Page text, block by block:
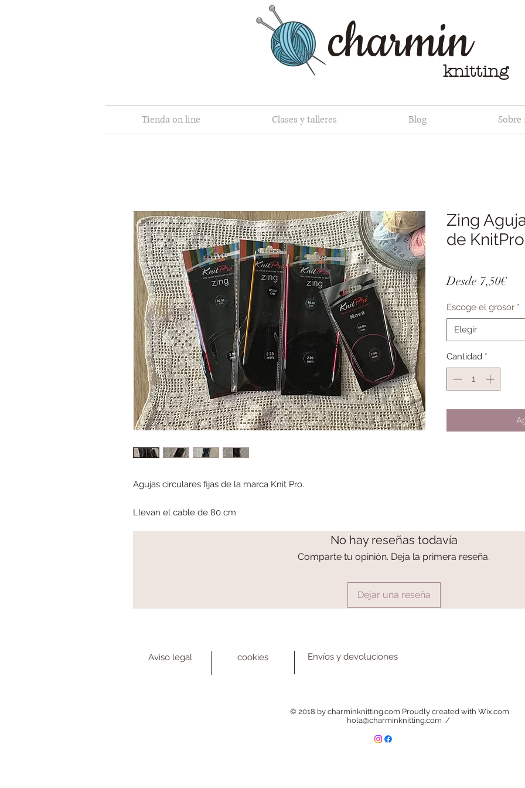
charminknitting
Tienda on line Clases y talleres Blog Sobre
Agujas circulares fijas de la marca Knit Pro.
Llevan el cable de 80 cm
Zing
de KnitPro
Desde 7,50€
Escoge el grosor *
Elegir
Cantidad *
No hay reseñas todavía
Comparte tu opinión. Deja la primera reseña.
Dejar una reseña
Aviso legal cookies Envíos y devoluciones
© 2018 by charminknitting.com Proudly created with Wix.com
hola@charminknitting.com /